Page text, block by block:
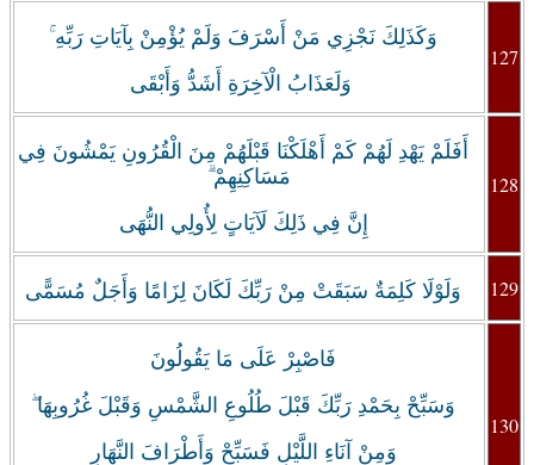
وَكَذَلِكَ نَجْزِي مَنْ أَسْرَفَ وَلَمْ يُؤْمِنْ بِآيَاتِ رَبِّهِ ۚ
وَلَعَذَابُ الْآخِرَةِ أَشَدُّ وَأَبْقَى
127
أَفَلَمْ يَهْدِ لَهُمْ كَمْ أَهْلَكْنَا قَبْلَهُمْ مِنَ الْقُرُونِ يَمْشُونَ فِي
مَسَاكِنِهِمْ ۗ
إِنَّ فِي ذَلِكَ لَآيَاتٍ لِأُولِي النُّهَى
128
وَلَوْلَا كَلِمَةٌ سَبَقَتْ مِنْ رَبِّكَ لَكَانَ لِزَامًا وَأَجَلٌ مُسَمًّى 129
‏فَاصْبِرْ عَلَى مَا يَقُولُونَ
وَسَبِّحْ بِحَمْدِ رَبِّكَ قَبْلَ طُلُوعِ الشَّمْسِ وَقَبْلَ غُرُوبِهَا ۖ
وَمِنْ آنَاءِ اللَّيْلِ فَسَبِّحْ وَأَطْرَافَ النَّهَارِ
130